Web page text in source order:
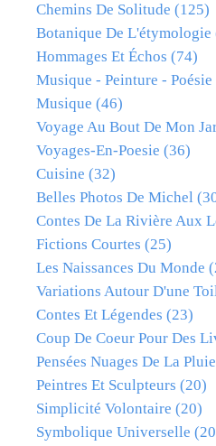
Chemins De Solitude (125)
Botanique De L'étymologie
Hommages Et Échos (74)
Musique - Peinture - Poésie
Musique (46)
Voyage Au Bout De Mon
Voyages-En-Poesie (36)
Cuisine (32)
Belles Photos De Michel
Contes De La Rivière Aux
Fictions Courtes (25)
Les Naissances Du Monde
Variations Autour D'une
Contes Et Légendes (23)
Coup De Coeur Pour Des
Pensées Nuages De La Pluie
Peintres Et Sculpteurs (20)
Simplicité Volontaire (20)
Symbolique Universelle